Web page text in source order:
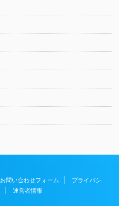
お問い合わせフォーム
プライバシ
運営者情報